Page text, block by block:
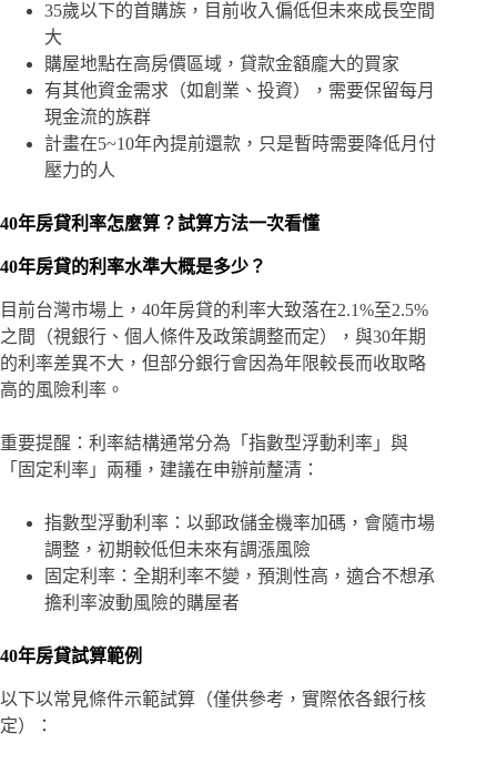
35歲以下的首購族，目前收入偏低但未來成長空間
大
購屋地點在高房價區域，貸款金額龐大的買家
有其他資金需求（如創業、投資），需要保留每月
現金流的族群
計畫在5~10年內提前還款，只是暫時需要降低月付
壓力的人
40年房貸利率怎麼算？試算方法一次看懂
40年房貸的利率水準大概是多少？
目前台灣市場上，40年房貸的利率大致落在2.1%至2.5%
之間（視銀行、個人條件及政策調整而定），與30年期
的利率差異不大，但部分銀行會因為年限較長而收取略
高的風險利率。
重要提醒：利率結構通常分為「指數型浮動利率」與
「固定利率」兩種，建議在申辦前釐清：
指數型浮動利率：以郵政儲金機率加碼，會隨市場
調整，初期較低但未來有調漲風險
固定利率：全期利率不變，預測性高，適合不想承
擔利率波動風險的購屋者
40年房貸試算範例
以下以常見條件示範試算（僅供參考，實際依各銀行核
定）：